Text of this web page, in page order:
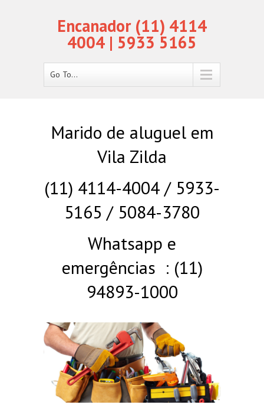
Encanador (11) 4114
4004 | 5933 5165
Go To...
Marido de aluguel em
Vila Zilda
(11) 4114-4004 / 5933-
5165 / 5084-3780
Whatsapp e
emergências : (11)
94893-1000